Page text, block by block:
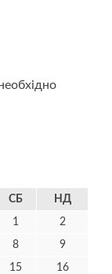
СБ НД
1 2
8 9
15 16